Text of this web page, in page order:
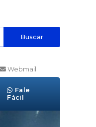
Buscar
Webmail
Fale
Fácil